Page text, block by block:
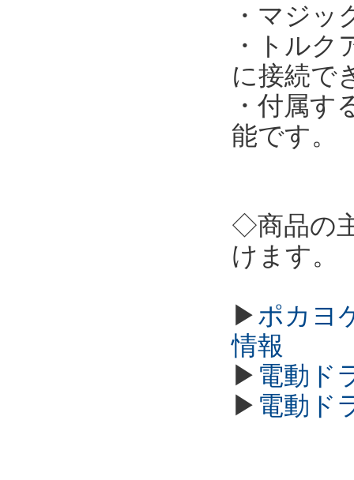
・マジ
・トルク
に接続で
・付属
能です。
◇商品の
けます。
▶ポカヨ
情報
▶ 電動ド
▶ 電動ド